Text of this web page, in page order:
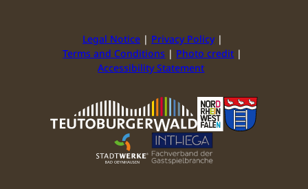
Legal Notice
Privacy Policy
Terms and Conditions
Photo credit
Accessibility Statement